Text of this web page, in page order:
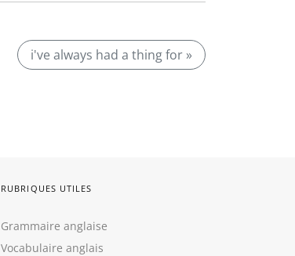
i've always had a thing for »
RUBRIQUES UTILES
Grammaire anglaise
Vocabulaire anglais